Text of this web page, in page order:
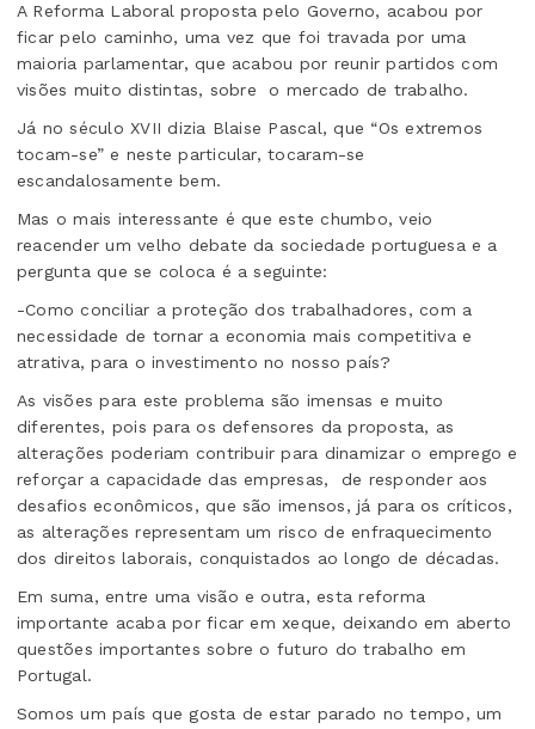
A Reforma Laboral proposta pelo Governo, acabou por
ficar pelo caminho, uma vez que foi travada por uma
maioria parlamentar, que acabou por reunir partidos com
visões muito distintas, sobre
o mercado de trabalho.
Já no século XVII dizia Blaise Pascal, que “Os extremos
tocam-se” e neste particular, tocaram-se
escandalosamente bem.
Mas o mais interessante é que este chumbo, veio
reacender um velho debate da sociedade portuguesa e a
pergunta que se coloca é a seguinte:
-Como conciliar a proteção dos trabalhadores, com a
necessidade de tornar a economia mais competitiva e
atrativa, para o investimento no nosso país?
As visões para este problema são imensas e muito
diferentes, pois para os defensores da proposta, as
alterações poderiam contribuir para dinamizar o emprego e
reforçar a capacidade das empresas,
de responder aos
desafios econômicos, que são imensos, já para os críticos,
as alterações representam um risco de enfraquecimento
dos direitos laborais, conquistados ao longo de décadas.
Em suma, entre uma visão e outra, esta reforma
importante acaba por ficar em xeque, deixando em aberto
questões importantes sobre o futuro do trabalho em
Portugal.
Somos um país que gosta de estar parado no tempo, um